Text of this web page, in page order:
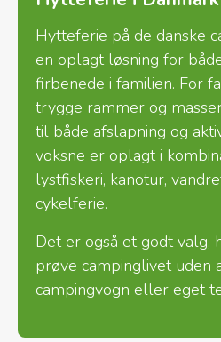
Hytteferie på de danske
en oplagt løsning for
firbenede i familien. For
trygge rammer og
til både afslapning og
voksne er oplagt i
lystfiskeri, kanotur,
cykelferie.
Det er også et godt valg,
prøve campinglivet uden
campingvogn eller eget